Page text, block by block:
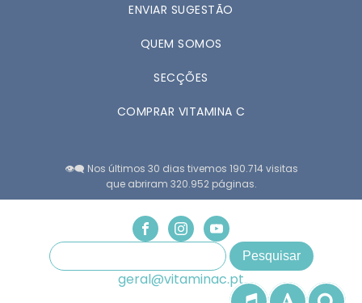
ENVIAR SUGESTÃO
QUEM SOMOS
SECÇÕES
COMPRAR VITAMINA C
👁️‍🗨️ Nos últimos 30 dias tivemos 190.714 visitas
que abriram 320.952 páginas.
geral@vitaminac.pt